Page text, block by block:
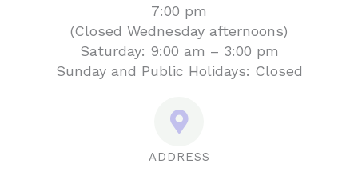
7:00 pm
(Closed Wednesday afternoons)
Saturday: 9:00 am – 3:00 pm
Sunday and Public Holidays: Closed
ADDRESS